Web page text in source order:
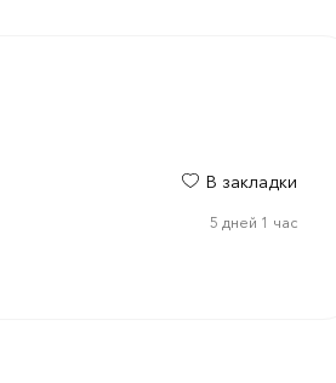
В закладки
5 дней 1 час